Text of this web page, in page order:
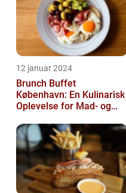
12 januar 2024
Brunch Buffet
København: En Kulinarisk
Oplevelse for Mad- og